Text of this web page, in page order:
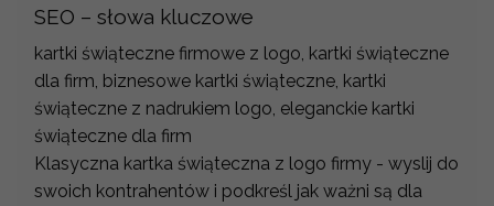
SEO – słowa kluczowe
kartki świąteczne firmowe z logo, kartki świąteczne
dla firm, biznesowe kartki świąteczne, kartki
świąteczne z nadrukiem logo, eleganckie kartki
świąteczne dla firm
Klasyczna kartka świąteczna z logo firmy - wyslij do
swoich kontrahentów i podkreśl jak ważni są dla